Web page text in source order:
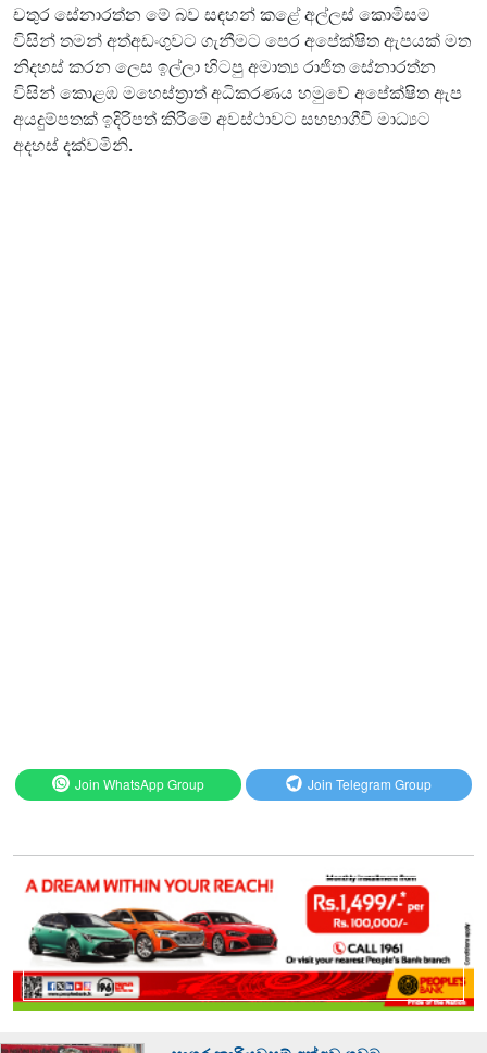
චතුර සේනාරත්න මේ බව සඳහන් කළේ අල්ලස් කොමිසම
විසින් තමන් අත්අඩංගුවට ගැනීමට පෙර අපේක්ෂිත ඇපයක් මත
නිදහස් කරන ලෙස ඉල්ලා හිටපු අමාත්‍ය රාජිත සේනාරත්න
විසින් කොළඹ මහෙස්ත්‍රාත් අධිකරණය හමුවේ අපේක්ෂිත ඇප
අයදුම්පතක් ඉදිරිපත් කිරීමේ අවස්ථාවට සහභාගීවී මාධ්‍යට
අදහස් දක්වමිනි.
Join WhatsApp Group Join Telegram Group